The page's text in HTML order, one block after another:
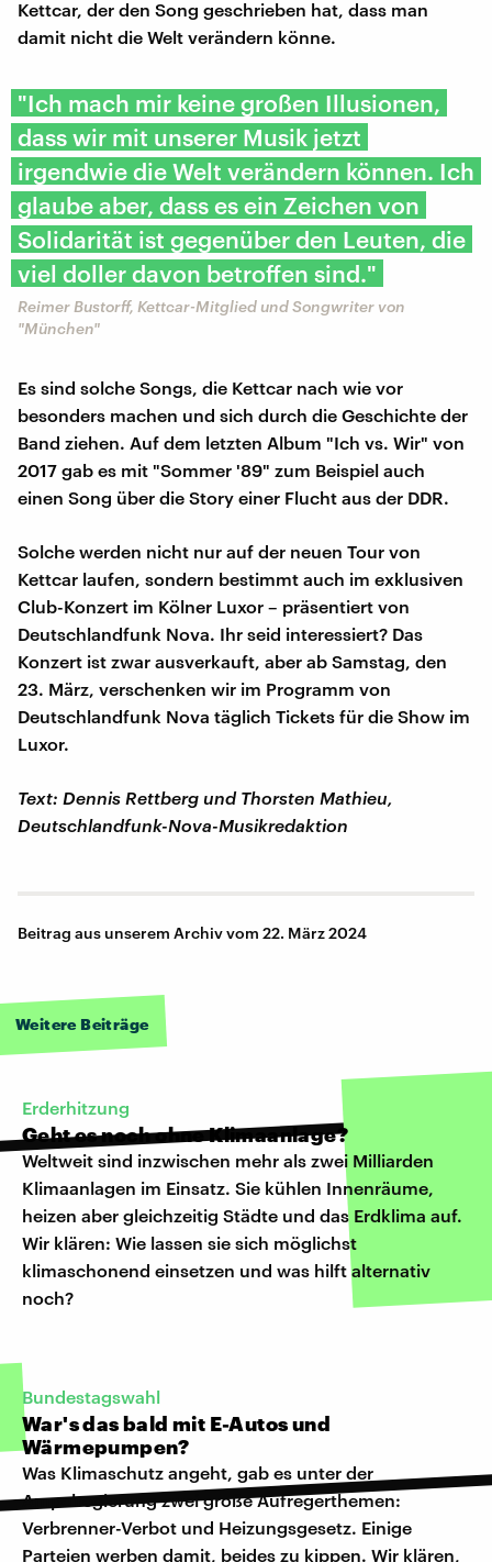
Kettcar, der den Song geschrieben hat, dass man
damit nicht die Welt verändern könne.
"Ich mach mir keine großen Illusionen,
dass wir mit unserer Musik jetzt
irgendwie die Welt verändern können. Ich
glaube aber, dass es ein Zeichen von
Solidarität ist gegenüber den Leuten, die
viel doller davon betroffen sind."
Reimer Bustorff, Kettcar-Mitglied und Songwriter von
"München"
Es sind solche Songs, die Kettcar nach wie vor
besonders machen und sich durch die Geschichte der
Band ziehen. Auf dem letzten Album "Ich vs. Wir" von
2017 gab es mit "Sommer '89" zum Beispiel auch
einen Song über die Story einer Flucht aus der DDR.
Solche werden nicht nur auf der neuen Tour von
Kettcar laufen, sondern bestimmt auch im exklusiven
Club-Konzert im Kölner Luxor – präsentiert von
Deutschlandfunk Nova. Ihr seid interessiert? Das
Konzert ist zwar ausverkauft, aber ab Samstag, den
23. März, verschenken wir im Programm von
Deutschlandfunk Nova täglich Tickets für die Show im
Luxor.
Text: Dennis Rettberg und Thorsten Mathieu,
Deutschlandfunk-Nova-Musikredaktion
Beitrag aus unserem Archiv vom 22. März 2024
Weitere Beiträge
Erderhitzung
Geht es noch ohne Klimaanlage?
Weltweit sind inzwischen mehr als zwei Milliarden
Klimaanlagen im Einsatz. Sie kühlen Innenräume,
heizen aber gleichzeitig Städte und das Erdklima auf.
Wir klären: Wie lassen sie sich möglichst
klimaschonend einsetzen und was hilft alternativ
noch?
Bundestagswahl
War's das bald mit E-Autos und
Wärmepumpen?
Was Klimaschutz angeht, gab es unter der
Ampelregierung zwei große Aufregerthemen:
Verbrenner-Verbot und Heizungsgesetz. Einige
Parteien werben damit, beides zu kippen. Wir klären,